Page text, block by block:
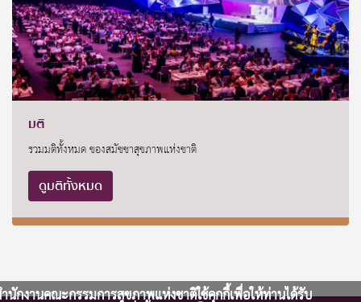
นักงานคณะกรรมการสุขภาพแห่งชาติใช้คุกกี้เพื่อให้ท่านได้รับ
มติ
รวมมติทั้งหมด ของสมัชชาสุขภาพแห่งชาติ
ดูมติทั้งหมด